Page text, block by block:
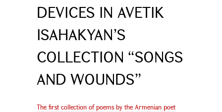
DEVICES IN AVETIK
ISAHAKYAN’S
COLLECTION “SONGS
AND WOUNDS”
The first collection of poems by the Armenian poet